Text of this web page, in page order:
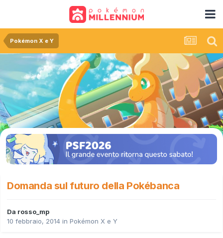
Pokémon X e Y
Domanda sul futuro della Pokébanca
Da rosso_mp
10 febbraio, 2014 in Pokémon X e Y